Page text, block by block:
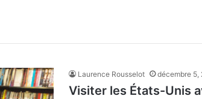
Laurence Rousselot décembre 5,
Visiter les États-Unis